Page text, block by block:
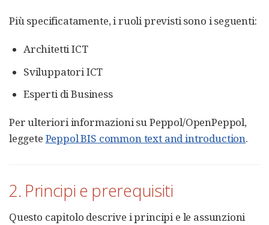
Più specificatamente, i ruoli previsti sono i seguenti:
Architetti ICT
Sviluppatori ICT
Esperti di Business
Per ulteriori informazioni su Peppol/OpenPeppol,
leggete Peppol BIS common text and introduction.
2. Principi e prerequisiti
Questo capitolo descrive i principi e le assunzioni